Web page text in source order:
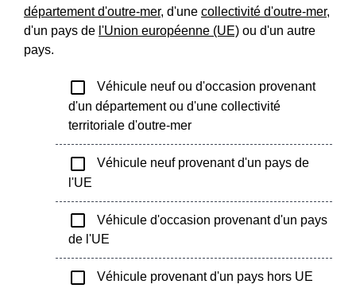
département d'outre-mer, d'une collectivité d'outre-mer,
d'un pays de l'Union européenne (UE) ou d'un autre
pays.
check_box_outline_blank
Véhicule neuf ou d'occasion provenant
d'un département ou d'une collectivité
territoriale d'outre-mer
check_box_outline_blank
Véhicule neuf provenant d'un pays de
l'UE
check_box_outline_blank
Véhicule d'occasion provenant d'un pays
de l'UE
check_box_outline_blank Véhicule provenant d'un pays hors UE